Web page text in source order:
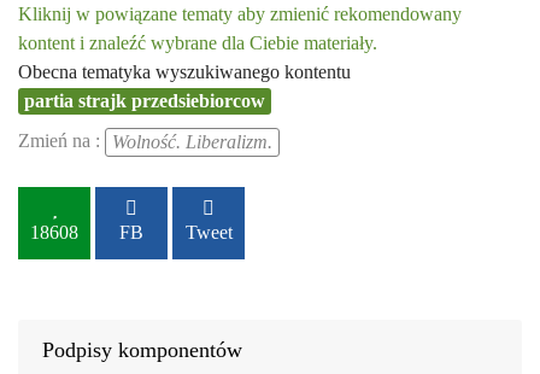
Kliknij w powiązane tematy aby zmienić rekomendowany
kontent i znaleźć wybrane dla Ciebie materiały.
Obecna tematyka wyszukiwanego kontentu
partia strajk przedsiebiorcow
Zmień na :
Wolność. Liberalizm.
18608 FB Tweet
Podpisy komponentów